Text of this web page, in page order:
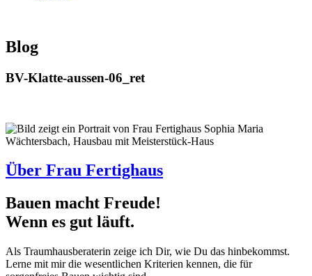
Blog
BV-Klatte-aussen-06_ret
Über Frau Fertighaus
Bauen macht Freude!
Wenn es gut läuft.
Als Traumhausberaterin zeige ich Dir, wie Du das hinbekommst.
Lerne mit mir die wesentlichen Kriterien kennen, die für